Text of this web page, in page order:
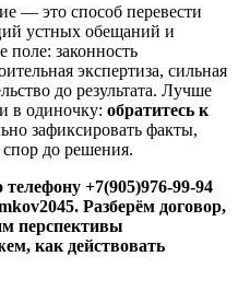
— это способ перевести
устных обещаний и
поле: законность
экспертиза, сильная
до результата. Лучше
в одиночку: обратитесь к
зафиксировать факты,
до решения.
+7(905)976-99-94
Разберём договор,
перспективы
как действовать